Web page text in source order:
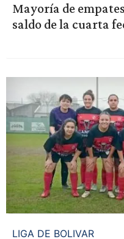
Mayoría de
saldo de la cuarta
LIGA DE BOLIVAR